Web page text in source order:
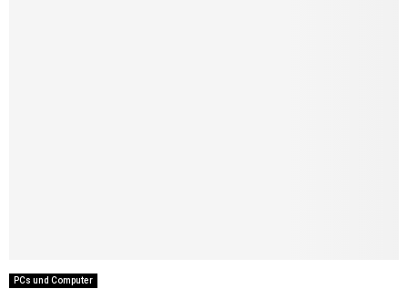
PCs und Computer